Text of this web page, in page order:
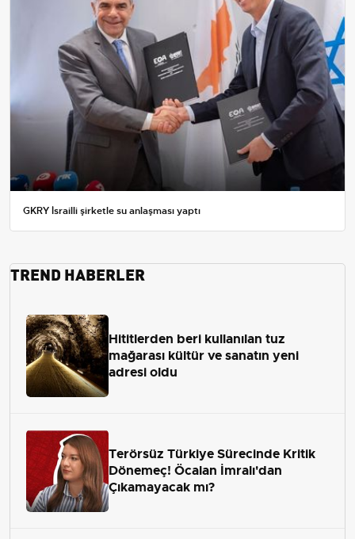
GKRY İsrailli şirketle su anlaşması yaptı
TREND HABERLER
Hititlerden beri kullanılan tuz
mağarası kültür ve sanatın yeni
adresi oldu
Terörsüz Türkiye Sürecinde Kritik
Dönemeç! Öcalan İmralı'dan
Çıkamayacak mı?